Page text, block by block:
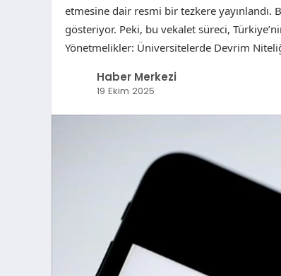
etmesine dair resmi bir tezkere
gösteriyor. Peki, bu vekalet süreci,
Yönetmelikler: Üniversitelerde Devrim
Haber Merkezi
19 Ekim 2025